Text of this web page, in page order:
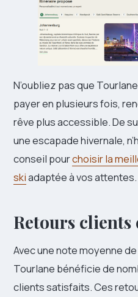
N’oubliez pas que
payer en plusieurs fois,
rêve plus accessible. De
une escapade hivernale,
conseil pourchoisir la
skiadaptée à vos attentes.
Retours clients
Avec une note moyenne
Tourlane bénéficie de
clients satisfaits. Ces